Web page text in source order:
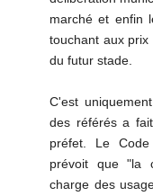
marché et enfin
touchant aux
du futur stade.
C'est
des référés a
préfet. Le
prévoit que "la
charge des